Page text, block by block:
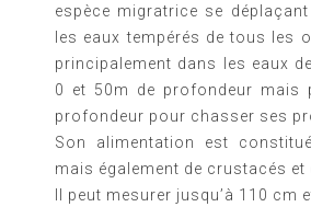
espèce migratrice se
les eaux tempérés de tous les
principalement dans les eaux
0 et 50m de profondeur mais
profondeur pour chasser ses
Son alimentation est
mais également de crustacés et
Il peut mesurer jusqu’à 110 cm